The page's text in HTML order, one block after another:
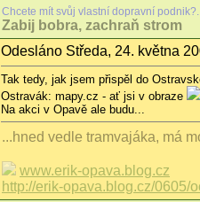
Chcete mít svůj vlastní dopravní
Zabij bobra, zachraň strom
Odesláno Středa, 24. května
Tak tedy, jak jsem přispěl do
Ostravák: mapy.cz - ať jsi v obraze
Na akci v Opavě ale budu...
...hned vedle tramvajáka, má
www.erik-opava.blog.cz
http://erik-opava.blog.cz/0605/